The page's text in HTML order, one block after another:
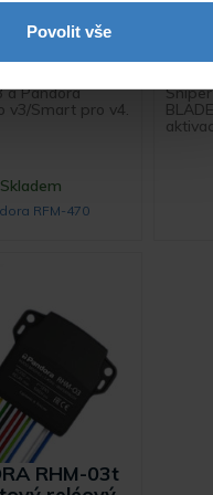
Povolit vše
modul
rádiovou
868 MHz se
a Pandora
v3/Smart pro v4.
Skladem
RFM-470
v2
RF
RHM-03t